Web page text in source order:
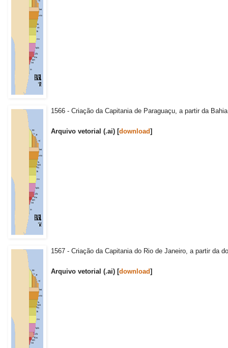
1566 - Criação da Capitania de Paraguaçu, a partir da
Arquivo vetorial (.ai) [download]
1567 - Criação da Capitania do Rio de Janeiro, a partir da
Arquivo vetorial (.ai) [download]